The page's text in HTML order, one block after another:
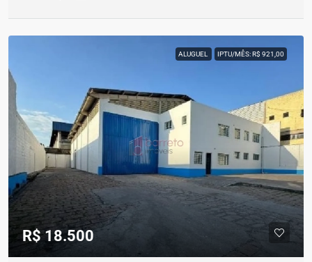
ALUGUEL IPTU/MÊS: R$ 921,00
R$ 18.500